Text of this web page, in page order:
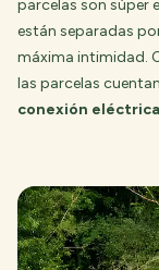
parcelas son súper
están separadas
máxima intimidad.
las parcelas
conexión